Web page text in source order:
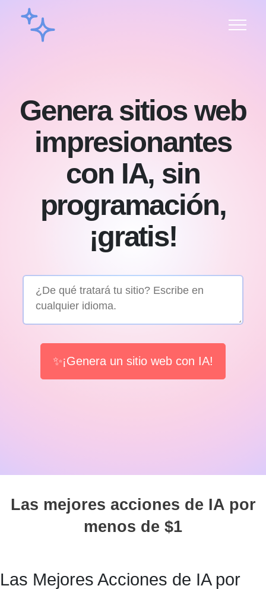
Genera sitios web
impresionantes
con IA, sin
programación,
¡gratis!
✨¡Genera un sitio web con IA!
Las mejores acciones de IA por
menos de $1
Las Mejores Acciones de IA por